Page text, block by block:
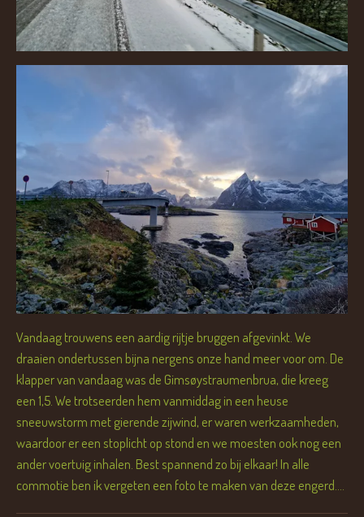
Vandaag trouwens een aardig rijtje bruggen afgevinkt. We
draaien ondertussen bijna nergens onze hand meer voor om. De
klapper van vandaag was de Gimsøystraumenbrua, die kreeg
een 1,5. We trotseerden hem vanmiddag in een heuse
sneeuwstorm met gierende zijwind, er waren werkzaamheden,
waardoor er een stoplicht op stond en we moesten ook nog een
ander voertuig inhalen. Best spannend zo bij elkaar! In alle
commotie ben ik vergeten een foto te maken van deze engerd....